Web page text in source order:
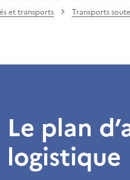
et transports Transports
Le plan
logistique